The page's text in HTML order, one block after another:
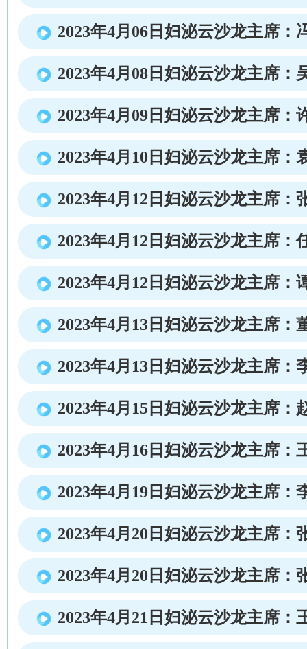
2023年4月06日妇泌云沙龙主席：
2023年4月08日妇泌云沙龙主席：
2023年4月09日妇泌云沙龙主席：
2023年4月10日妇泌云沙龙主席：
2023年4月12日妇泌云沙龙主席：
2023年4月12日妇泌云沙龙主席：
2023年4月12日妇泌云沙龙主席：
2023年4月13日妇泌云沙龙主席：
2023年4月13日妇泌云沙龙主席：
2023年4月15日妇泌云沙龙主席：
2023年4月16日妇泌云沙龙主席：
2023年4月19日妇泌云沙龙主席：
2023年4月20日妇泌云沙龙主席：
2023年4月20日妇泌云沙龙主席：
2023年4月21日妇泌云沙龙主席：